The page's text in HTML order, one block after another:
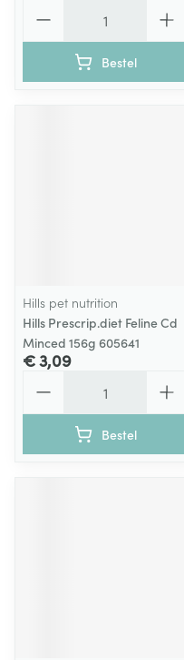
Bestel
Hills pet nutrition
Hills Prescrip.diet Feline Cd
Minced 156g 605641
€ 3,09
Bestel